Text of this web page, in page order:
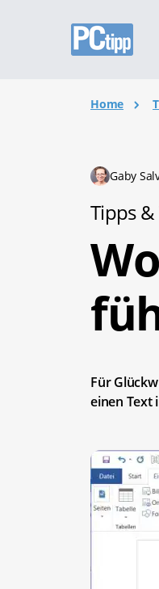
Home
Gaby
Tipps &
Für
einen Text